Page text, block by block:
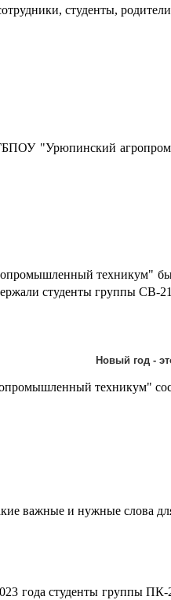
студенты,
"Урюпинский
техникум" был
студенты группы СВ-
Новый год -
техникум"
важные и нужные слова
года студенты группы